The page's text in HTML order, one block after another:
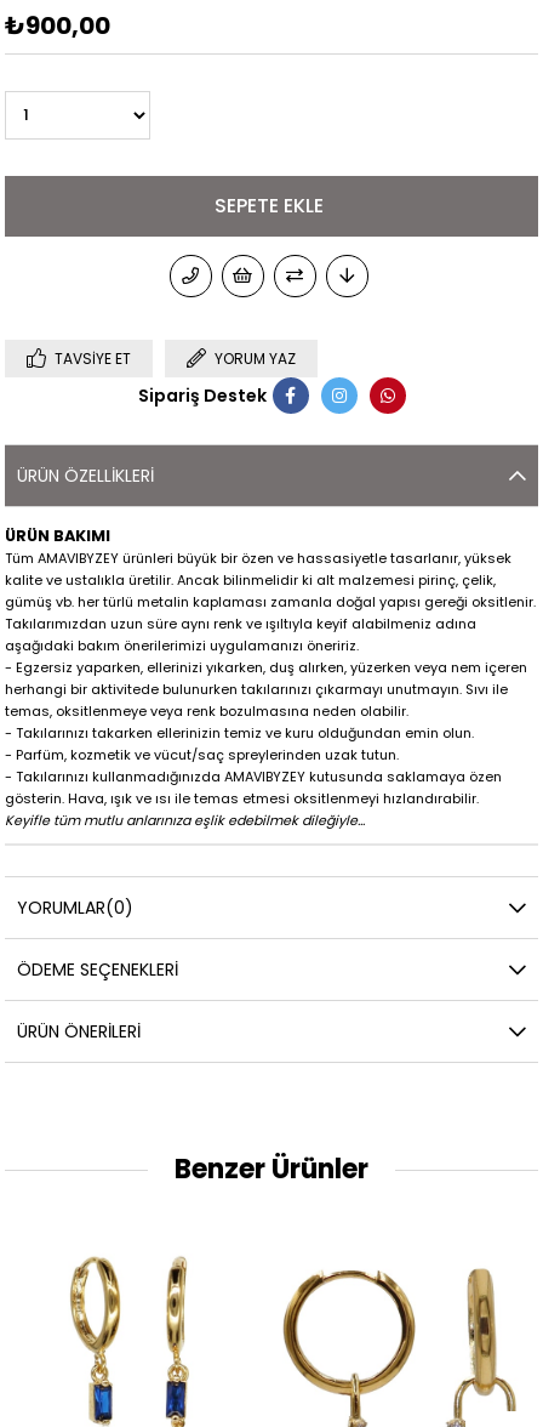
₺900,00
TAVSIYE ET YORUM YAZ
Sipariş Destek
ÜRÜN ÖZELLIKLERI
ÜRÜN BAKIMI
Tüm AMAVIBYZEY ürünleri büyük bir özen ve hassasiyetle tasarlanır, yüksek
kalite ve ustalıkla üretilir. Ancak bilinmelidir ki alt malzemesi pirinç, çelik,
gümüş vb. her türlü metalin kaplaması zamanla doğal yapısı gereği oksitlenir.
Takılarımızdan uzun süre aynı renk ve ışıltıyla keyif alabilmeniz adına
aşağıdaki bakım önerilerimizi uygulamanızı öneririz.
- Egzersiz yaparken, ellerinizi yıkarken, duş alırken, yüzerken veya nem içeren
herhangi bir aktivitede bulunurken takılarınızı çıkarmayı unutmayın. Sıvı ile
temas, oksitlenmeye veya renk bozulmasına neden olabilir.
- Takılarınızı takarken ellerinizin temiz ve kuru olduğundan emin olun.
- Parfüm, kozmetik ve vücut/saç spreylerinden uzak tutun.
- Takılarınızı kullanmadığınızda AMAVIBYZEY kutusunda saklamaya özen
gösterin. Hava, ışık ve ısı ile temas etmesi oksitlenmeyi hızlandırabilir.
Keyifle tüm mutlu anlarınıza eşlik edebilmek dileğiyle...
YORUMLAR(0)
ÖDEME SEÇENEKLERI
ÜRÜN ÖNERILERI
Benzer Ürünler